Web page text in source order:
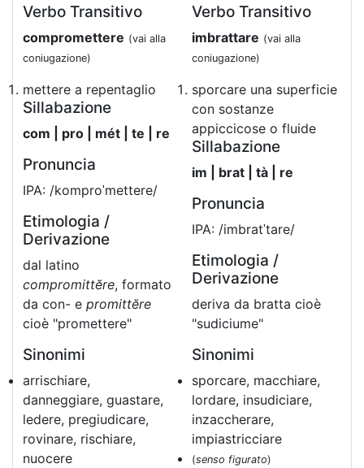
Verbo Transitivo
compromettere (vai alla
coniugazione)
mettere a repentaglio
Sillabazione
com | pro | mét | te | re
Pronuncia
IPA: /komproˈmettere/
Etimologia /
Derivazione
dal latino
compromittĕre, formato
da con- e promittĕre
cioè "promettere"
Sinonimi
arrischiare,
danneggiare, guastare,
ledere, pregiudicare,
rovinare, rischiare,
nuocere
Verbo Transitivo
imbrattare (vai alla
coniugazione)
sporcare una superficie
con sostanze
appiccicose o fluide
Sillabazione
im | brat | tà | re
Pronuncia
IPA: /imbratˈtare/
Etimologia /
Derivazione
deriva da bratta cioè
"sudiciume"
Sinonimi
sporcare, macchiare,
lordare, insudiciare,
inzaccherare,
impiastricciare
(senso figurato)